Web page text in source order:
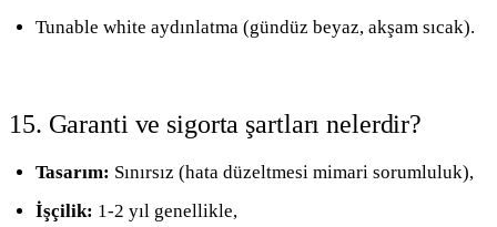
Tunable white aydınlatma (gündüz beyaz, akşam sıcak).
15. Garanti ve sigorta şartları nelerdir?
Tasarım: Sınırsız (hata düzeltmesi mimari sorumluluk),
İşçilik: 1-2 yıl genellikle,